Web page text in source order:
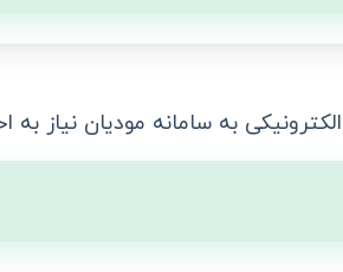
به سامانه مودیان نیاز به